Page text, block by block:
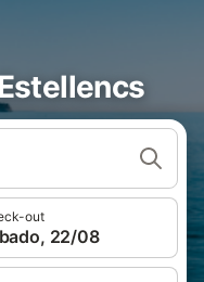
out
22/08